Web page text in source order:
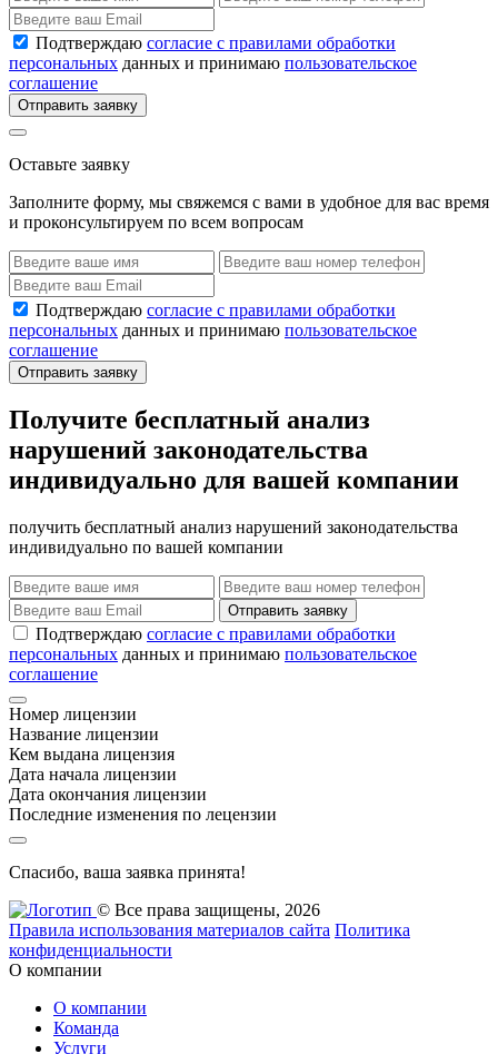
Подтверждаю согласие с правилами обработки
персональных данных и принимаю пользовательское
соглашение
Отправить заявку
Оставьте заявку
Заполните форму, мы свяжемся с вами в удобное для вас время
и проконсультируем по всем вопросам
Подтверждаю согласие с правилами обработки
персональных данных и принимаю пользовательское
соглашение
Отправить заявку
Получите бесплатный анализ
нарушений законодательства
индивидуально для вашей компании
получить бесплатный анализ нарушений законодательства
индивидуально по вашей компании
Отправить заявку
Подтверждаю согласие с правилами обработки
персональных данных и принимаю пользовательское
соглашение
Номер лицензии
Название лицензии
Кем выдана лицензия
Дата начала лицензии
Дата окончания лицензии
Последние изменения по лецензии
Спасибо, ваша заявка принята!
© Все права защищены, 2026
Правила использования материалов сайта Политика
конфиденциальности
О компании
О компании
Команда
Услуги